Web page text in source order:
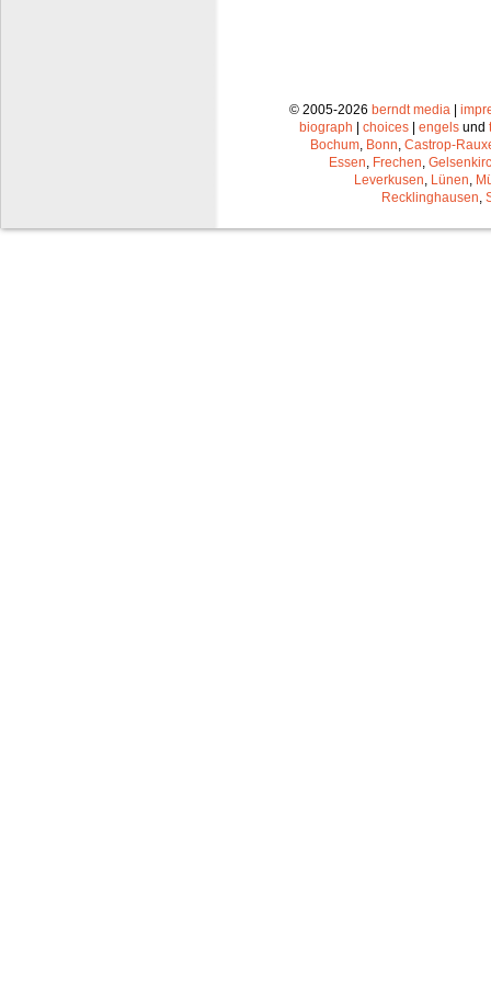
© 2005-2026 berndt media |
biograph | choices | engels und
Bochum Bonn Castrop-
Essen Frechen
Leverkusen Lünen
Recklinghausen